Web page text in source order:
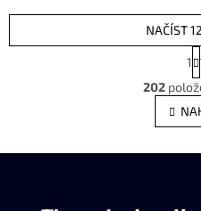
O
NAČÍST
1
202